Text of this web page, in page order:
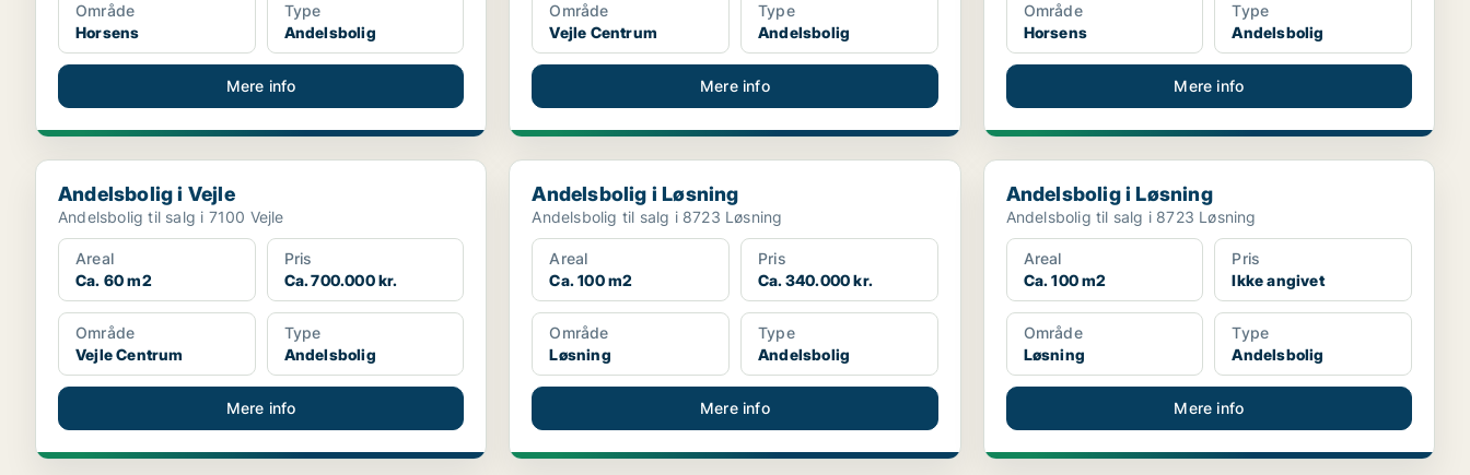
Område
Horsens
Type
Andelsbolig
Mere info
Område
Vejle Centrum
Type
Andelsbolig
Mere info
Område
Horsens
Type
Andelsbolig
Mere info
Andelsbolig i Vejle
Andelsbolig i Vejle
Andelsbolig til salg i 7100 Vejle
Areal
Ca. 60 m2
Pris
Ca. 700.000 kr.
Område
Vejle Centrum
Type
Andelsbolig
Mere info
Andelsbolig i Løsning
Andelsbolig i Løsning
Andelsbolig til salg i 8723 Løsning
Areal
Ca. 100 m2
Pris
Ca. 340.000 kr.
Område
Løsning
Type
Andelsbolig
Mere info
Andelsbolig i Løsning
Andelsbolig i Løsning
Andelsbolig til salg i 8723 Løsning
Areal
Ca. 100 m2
Pris
Ikke angivet
Område
Løsning
Type
Andelsbolig
Mere info